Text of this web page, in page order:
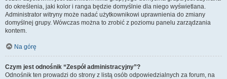
do określenia, jaki kolor i ranga będzie domyślnie dla niego wyświetlana.
Administrator witryny może nadać użytkownikowi uprawnienia do zmiany
domyślnej grupy. Wówczas można to zrobić z poziomu panelu zarządzania
kontem.
Na górę
Czym jest odnośnik “Zespół administracyjny”?
Odnośnik ten prowadzi do strony z listą osób odpowiedzialnych za forum, na